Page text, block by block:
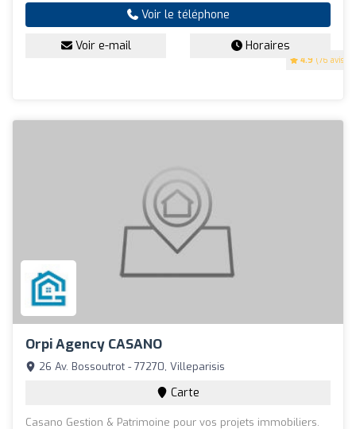
4.9 (76 avis)
Voir le téléphone
Voir e-mail Horaires
Orpi Agency CASANO
26 Av. Bossoutrot - 77270, Villeparisis
Carte
Casano Gestion & Patrimoine pour vos projets immobiliers.